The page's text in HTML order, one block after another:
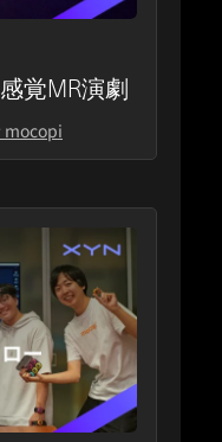
覚MR演劇
mocopi